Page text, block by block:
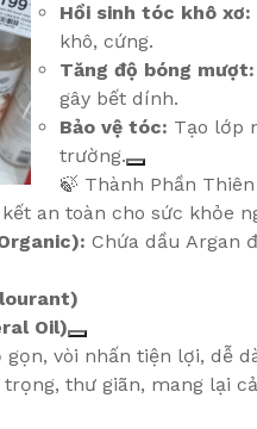
Hồi sinh tóc khô xơ:
khô, cứng.
Tăng độ bóng mượt:
gây bết dính.
Bảo vệ tóc: Tạo lớp
trường.
🍃 Thành Phần
an toàn cho sức khỏe
Chứa dầu Argan
Oil)
vòi nhấn tiện lợi, dễ
thư giãn, mang lại